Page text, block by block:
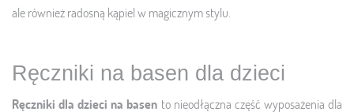
ale również radosną kąpiel w magicznym stylu.
Ręczniki na basen dla dzieci
Ręczniki dla dzieci na basen to nieodłączna część wyposażenia dla